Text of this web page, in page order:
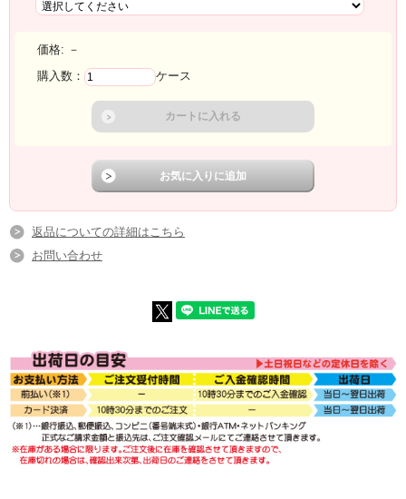
価格: －
購入数：
ケース
返品についての詳細はこちら
お問い合わせ